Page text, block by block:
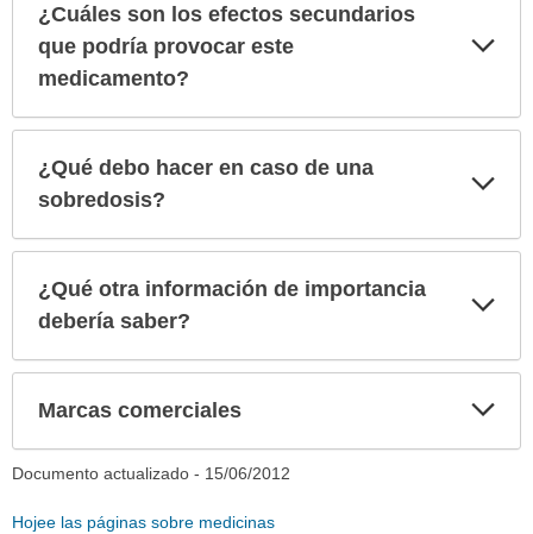
¿Cuáles son los efectos secundarios
que podría provocar este
medicamento?
¿Qué debo hacer en caso de una
sobredosis?
¿Qué otra información de importancia
debería saber?
Marcas comerciales
Documento actualizado - 15/06/2012
Hojee las páginas sobre medicinas